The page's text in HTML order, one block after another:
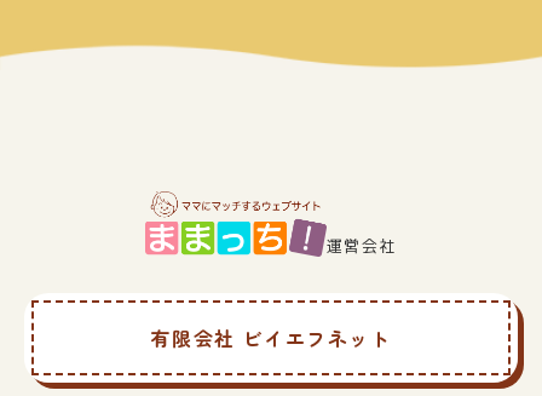
運営会社
有限会社 ビイエフネット